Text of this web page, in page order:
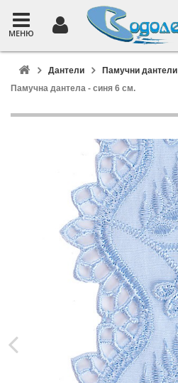
МЕНЮ
Дантели
Памучни дантели
Памучна дантела - синя 6 см.